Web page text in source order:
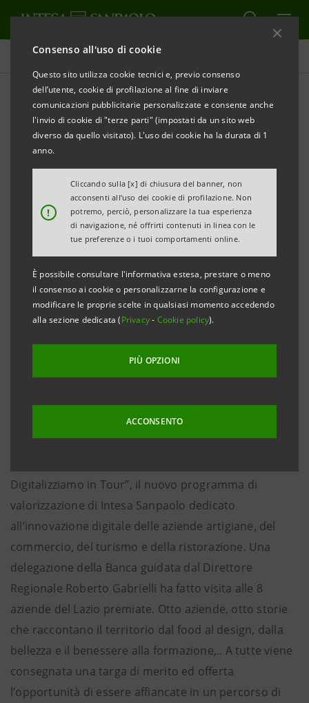
Consenso all'uso di cookie
Questo sito utilizza cookie tecnici e, previo consenso
dell’utente, cookie di profilazione al fine di inviare
comunicazioni pubblicitarie personalizzate e consente anche
l'invio di cookie di "terze parti" (impostati da un sito web
diverso da quello visitato). L'uso dei cookie ha la durata di 1
anno.
!
Cliccando sulla [x] di chiusura del banner, non
acconsenti all’uso dei cookie di profilazione. Non
potremo, perciò, personalizzare la tua esperienza
di navigazione, né offrirti contenuti in linea con le
tue preferenze o i tuoi comportamenti online.
È possibile consultare l'informativa estesa, prestare o meno
il consenso ai cookie o personalizzarne la configurazione e
modificare le proprie scelte in qualsiasi momento accedendo
alla sezione dedicata (Privacy- Cookie policy).
PIÙ OPZIONI
ACCONSENTO
Comunicati stampa
STAMPA AGGIORNA
INTESA SANPAOLO: ARRIVA NEL LAZIO
“CRESCIBUSINESS DIGITALIZZIAMO IN TOUR" PER
RACCONTARE L’INNOVAZIONE DIGITALE DELLE
• Un’iniziativa dedicata all’imprenditoria artigiana,
commerciale e turistica che ha saputo dare una
svolta digitale al proprio business
• Nel Lazio premiate: Eureka real estate, Falegno
Group, RL3, Siamo fritti, Digital education,
Mademoiselle B, Officina di bellezza,
Forma&cemento
Digitalizziamo in Tour”, il nuovo programma di
valorizzazione di Intesa Sanpaolo dedicato
all’innovazione digitale delle aziende artigiane, del
commercio, del turismo e della ristorazione. Una
delegazione della Banca guidata dal Direttore
Regionale Roberto Gabrielli ha fatto visita alle 8
aziende del Lazio premiate. Otto aziende, otto storie
che raccontano il territorio dal food al design, dalla
bellezza e il benessere alla formazione,.. A tutte viene
consegnata una targa di merito ed offerta
l’opportunità di essere affiancate in un percorso di